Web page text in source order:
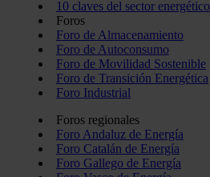
10 claves del sector energético
Foros
Foro de Almacenamiento
Foro de Autoconsumo
Foro de Movilidad Sostenible
Foro de Transición Energética
Foro Industrial
Foros regionales
Foro Andaluz de Energía
Foro Catalán de Energía
Foro Gallego de Energía